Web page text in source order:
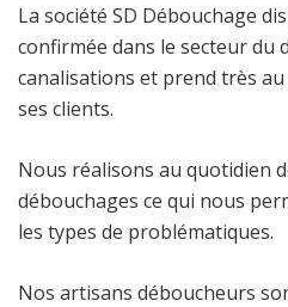
La société SD Débouchage
confirmée dans le secteur du
canalisations et prend très
ses clients.
Nous réalisons au quotidien
débouchages ce qui nous
les types de problématiques.
Nos artisans déboucheurs